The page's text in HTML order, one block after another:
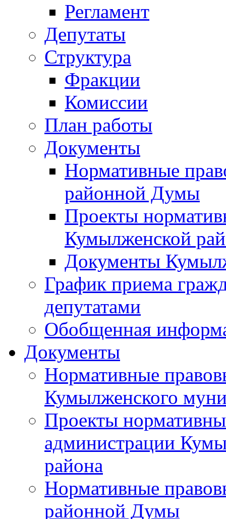
Регламент
Депутаты
Структура
Фракции
Комиссии
План работы
Документы
Нормативные
районной Думы
Проекты
Кумылженской
Документы
График приема
депутатами
Обобщенная
Документы
Нормативные
Кумылженского
Проекты
администрации
района
Нормативные
районной Думы